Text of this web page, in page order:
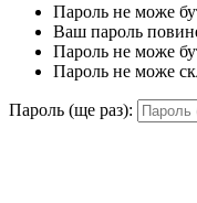
Пароль не може
Ваш пароль
Пароль не може
Пароль не може
Пароль (ще раз):